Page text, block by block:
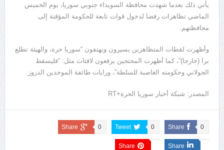
يأتي ذلك بعدما شهدت محافظة السويداء جنوبي سوريا، يوم الخميس
الماضي تظاهرات رفضا لدخول قوات تابعة للحكومة المؤقتة إلى
محافظتهم.
وأظهرت لقطات المتظاهرين يسيرون ويهتفون “سوريا حرة، والهيئة تطلع
برا (خارجا)”، كما أظهرت المحتجين يرفعون لافتات مثل: “فليسقط
الجولاني وحكومته الغاصبة للسلطة”، ورايات طائفة الموحدين الدروز.
المصدر: شبكة أخبار سوريا الحرة+RT
Share 0
Tweet 0
Share 0
Share
Share